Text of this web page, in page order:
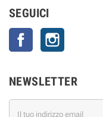
SEGUICI
Facebook
NEWSLETTER